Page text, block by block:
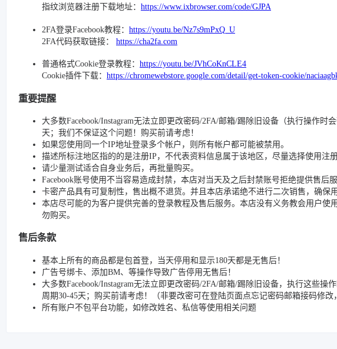
指纹浏览器注册下载地址： https://www.ixbrowser.com/code/GJPA
2FA登录Facebook教程： https://youtu.be/Nz7s9mPxQ_U
2FA代码获取链接： https://cha2fa.com
普通格式Cookie登录教程： https://youtu.be/JVhCoKnCLE4
Cookie插件下载： https://chromewebstore.google.com/detail/get-token-cookie/
重要提醒
大多数Facebook/Instagram无法立即更改密码/2FA/邮箱/踢除旧设备（执行操作时
天；我们不保证这个问题！购买前请考虑！
如果您使用同一个IP地址登录多个帐户，则所有帐户都可能被禁用。
描述所标注地区指的的是注册IP，不代表资料信息属于该地区，尽量选择使用注册
请少量测试适合自身业务后，再批量购买。
Facebook账号使用不当容易造成封禁，本店对当天及之后封禁账号拒绝提供售后服
卡密产品具有可复制性，售出概不退货。并且本店承诺绝不进行二次销售，确保
本店尽可能的为客户提供完善的登录教程及售后服务。本店没有义务教会用户使
勿购买。
售后条款
基本上所有的商品都是包首登，当天停用和显示180天都是无售后！
广告号绑卡、添加BM、等操作导致广告停用无售后！
大多数Facebook/Instagram无法立即更改密码/2FA/邮箱/踢除旧设备，执行这些操
周期30-45天；购买前请考虑！（非要改密可在登陆页面点忘记密码邮箱接码修改
所有账户不包平台功能，如修改姓名、私信等使用相关问题